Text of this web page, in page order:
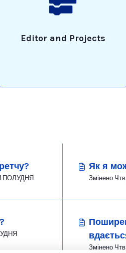
Editor and Projects
на 7:01 ПІСЛЯ ПОЛУДНЯ
Як я
ПОЛУДНЯ